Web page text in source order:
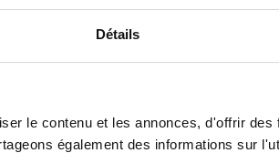
Détails
le contenu et les annonces, d'offrir
également des informations sur